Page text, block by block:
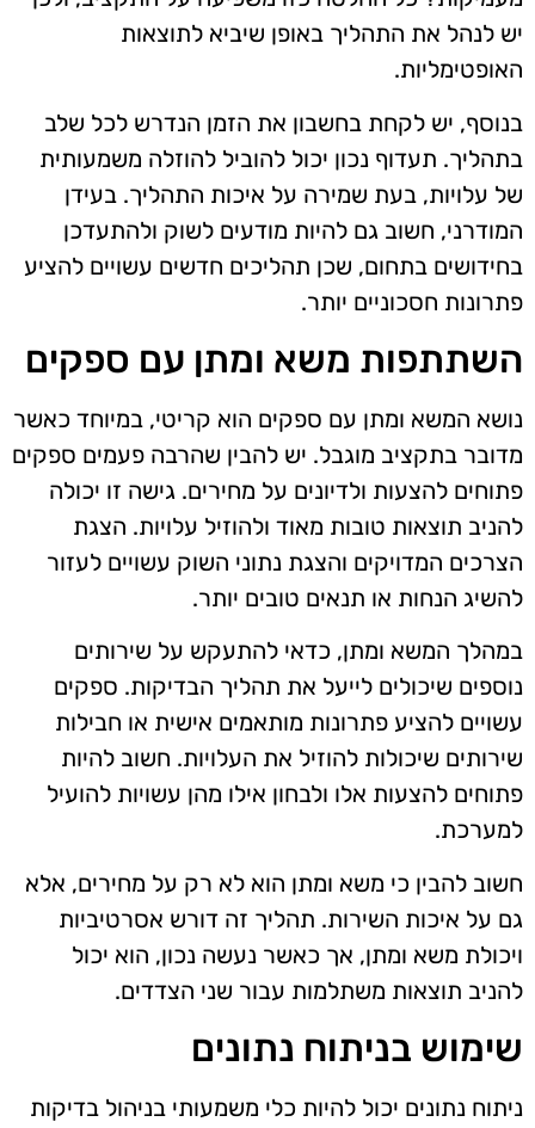
יש לנהל את התהליך באופן שיביא לתוצאות
האופטימליות.
בנוסף, יש לקחת בחשבון את הזמן הנדרש לכל שלב
בתהליך. תעדוף נכון יכול להוביל להוזלה משמעותית
של עלויות, בעת שמירה על איכות התהליך. בעידן
המודרני, חשוב גם להיות מודעים לשוק ולהתעדכן
בחידושים בתחום, שכן תהליכים חדשים עשויים להציע
פתרונות חסכוניים יותר.
השתתפות משא ומתן עם ספקים
נושא המשא ומתן עם ספקים הוא קריטי, במיוחד כאשר
מדובר בתקציב מוגבל. יש להבין שהרבה פעמים ספקים
פתוחים להצעות ולדיונים על מחירים. גישה זו יכולה
להניב תוצאות טובות מאוד ולהוזיל עלויות. הצגת
הצרכים המדויקים והצגת נתוני השוק עשויים לעזור
להשיג הנחות או תנאים טובים יותר.
במהלך המשא ומתן, כדאי להתעקש על שירותים
נוספים שיכולים לייעל את תהליך הבדיקות. ספקים
עשויים להציע פתרונות מותאמים אישית או חבילות
שירותים שיכולות להוזיל את העלויות. חשוב להיות
פתוחים להצעות אלו ולבחון אילו מהן עשויות להועיל
למערכת.
חשוב להבין כי משא ומתן הוא לא רק על מחירים, אלא
גם על איכות השירות. תהליך זה דורש אסרטיביות
ויכולת משא ומתן, אך כאשר נעשה נכון, הוא יכול
להניב תוצאות משתלמות עבור שני הצדדים.
שימוש בניתוח נתונים
ניתוח נתונים יכול להיות כלי משמעותי בניהול בדיקות